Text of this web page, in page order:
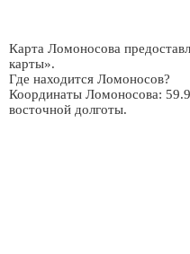
Карта Ломоносова
карты».
Где находится Ломоносов?
Координаты Ломоносова:
восточной долготы.